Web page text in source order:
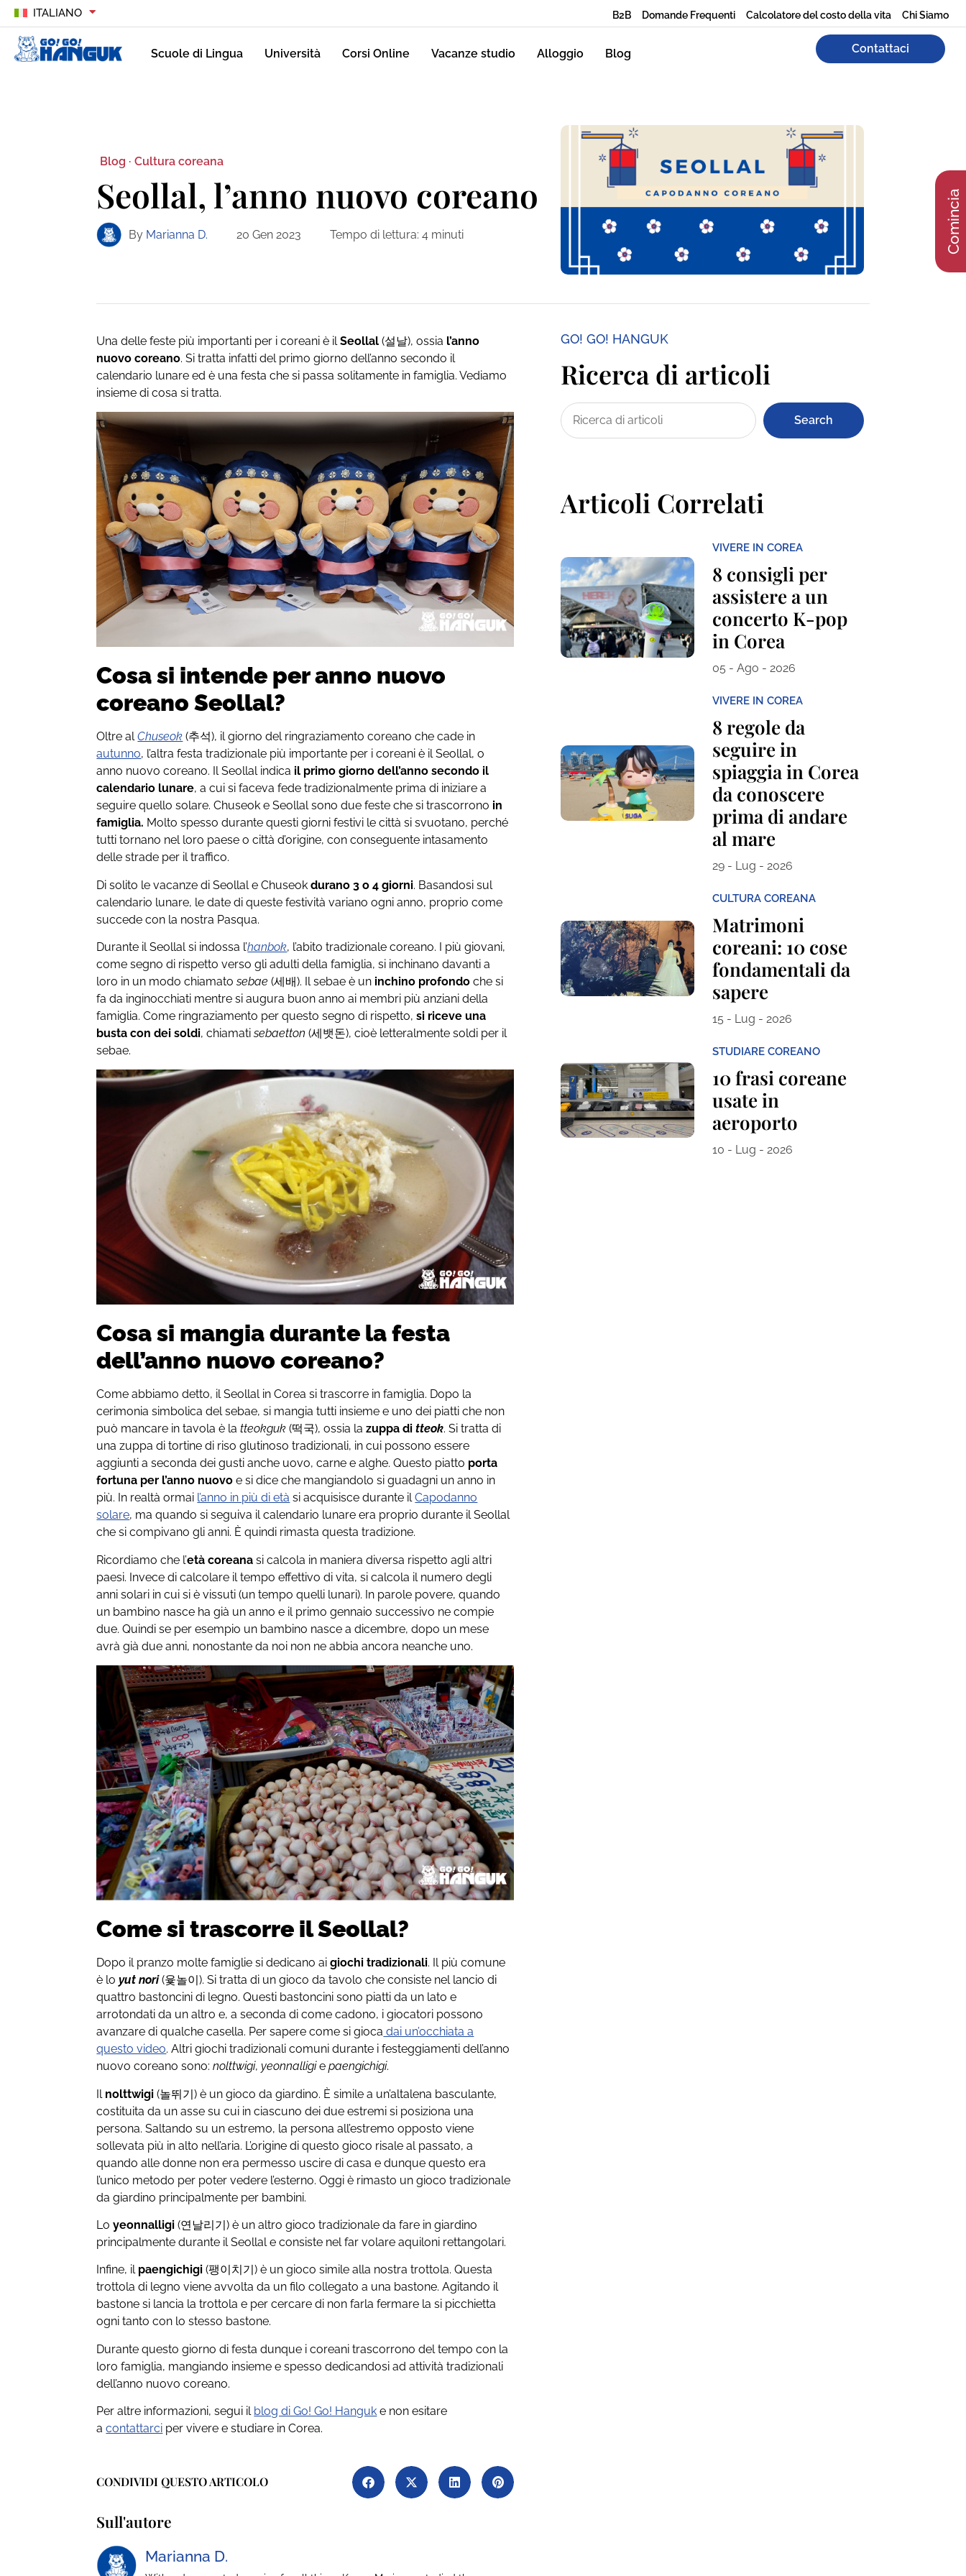
ITALIANO B2B Domande Frequenti Calcolatore del costo della vita Chi Siamo
Scuole di Lingua Università Corsi Online Vacanze studio Alloggio Blog Contattaci
Comincia
Blog · Cultura coreana
Seollal, l’anno nuovo coreano
By Marianna D. 20 Gen 2023 Tempo di lettura: 4 minuti
Una delle feste più importanti per i coreani è ilSeollal (설날), ossia l’anno
nuovo coreano. Si tratta infatti del primo giorno dell’anno secondo il
calendario lunare ed è una festa che si passa solitamente in famiglia. Vediamo
insieme di cosa si tratta.
Cosa si intende per anno nuovo
coreano Seollal?
Oltre alChuseok (추석), il giorno del ringraziamento coreano che cade in
autunno, l’altra festa tradizionale più importante per i coreani è il Seollal, o
anno nuovo coreano. Il Seollal indica il primo giorno dell’anno secondo il
calendario lunare, a cui si faceva fede tradizionalmente prima di iniziare a
seguire quello solare. Chuseok e Seollal sono due feste che si trascorrono in
famiglia. Molto spesso durante questi giorni festivi le città si svuotano, perché
tutti tornano nel loro paese o città d’origine, con conseguente intasamento
delle strade per il traffico.
Di solito le vacanze di Seollal e Chuseokdurano 3 o 4 giorni. Basandosi sul
calendario lunare, le date di queste festività variano ogni anno, proprio come
succede con la nostra Pasqua.
Durante il Seollal si indossa l’hanbok, l’abito tradizionale coreano. I più giovani,
come segno di rispetto verso gli adulti della famiglia, si inchinano davanti a
loro in un modo chiamatosebae (세배). Il sebae è un inchino profondo che si
fa da inginocchiati mentre si augura buon anno ai membri più anziani della
famiglia. Come ringraziamento per questo segno di rispetto,si riceve una
busta con dei soldi, chiamatisebaetton (세뱃돈), cioè letteralmente soldi per il
sebae.
Cosa si mangia durante la festa
dell’anno nuovo coreano?
Come abbiamo detto, il Seollal in Corea si trascorre in famiglia. Dopo la
cerimonia simbolica del sebae, si mangia tutti insieme e uno dei piatti che non
può mancare in tavola è latteokguk (떡국), ossia lazuppa ditteok. Si tratta di
una zuppa di tortine di riso glutinoso tradizionali, in cui possono essere
aggiunti a seconda dei gusti anche uovo, carne e alghe. Questo piatto porta
fortuna per l’anno nuovo e si dice che mangiandolo si guadagni un anno in
più. In realtà ormai l’anno in più di età si acquisisce durante ilCapodanno
solare, ma quando si seguiva il calendario lunare era proprio durante il Seollal
che si compivano gli anni. È quindi rimasta questa tradizione.
Ricordiamo che l’età coreana si calcola in maniera diversa rispetto agli altri
paesi. Invece di calcolare il tempo effettivo di vita, si calcola il numero degli
anni solari in cui si è vissuti (un tempo quelli lunari). In parole povere, quando
un bambino nasce ha già un anno e il primo gennaio successivo ne compie
due. Quindi se per esempio un bambino nasce a dicembre, dopo un mese
avrà già due anni, nonostante da noi non ne abbia ancora neanche uno.
Come si trascorre il Seollal?
Dopo il pranzo molte famiglie si dedicano aigiochi tradizionali. Il più comune
è loyut nori(윷놀이). Si tratta di un gioco da tavolo che consiste nel lancio di
quattro bastoncini di legno. Questi bastoncini sono piatti da un lato e
arrotondati da un altro e, a seconda di come cadono, i giocatori possono
avanzare di qualche casella. Per sapere come si gioca dai un’occhiata a
questo video. Altri giochi tradizionali comuni durante i festeggiamenti dell’anno
nuovo coreano sono:nolttwigi, yeonnalligiepaengichigi.
Il nolttwigi (놀뛰기) è un gioco da giardino. È simile a un’altalena basculante,
costituita da un asse su cui in ciascuno dei due estremi si posiziona una
persona. Saltando su un estremo, la persona all’estremo opposto viene
sollevata più in alto nell’aria. L’origine di questo gioco risale al passato, a
quando alle donne non era permesso uscire di casa e dunque questo era
l’unico metodo per poter vedere l’esterno. Oggi è rimasto un gioco tradizionale
da giardino principalmente per bambini.
Loyeonnalligi (연날리기) è un altro gioco tradizionale da fare in giardino
principalmente durante il Seollal e consiste nel far volare aquiloni rettangolari.
Infine, il paengichigi (팽이치기) è un gioco simile alla nostra trottola. Questa
trottola di legno viene avvolta da un filo collegato a una bastone. Agitando il
bastone si lancia la trottola e per cercare di non farla fermare la si picchietta
ogni tanto con lo stesso bastone.
Durante questo giorno di festa dunque i coreani trascorrono del tempo con la
loro famiglia, mangiando insieme e spesso dedicandosi ad attività tradizionali
dell’anno nuovo coreano.
Per altre informazioni, segui il blog di Go! Go! Hanguk e non esitare
acontattarci per vivere e studiare in Corea.
CONDIVIDI QUESTO ARTICOLO
Sull'autore
Marianna D.
GO! GO! HANGUK
Ricerca di articoli
Search
Articoli Correlati
VIVERE IN COREA
8 consigli per
assistere a un
concerto K-pop
in Corea
05 - Ago - 2026
VIVERE IN COREA
8 regole da
seguire in
spiaggia in Corea
da conoscere
prima di andare
al mare
29 - Lug - 2026
CULTURA COREANA
Matrimoni
coreani: 10 cose
fondamentali da
sapere
15 - Lug - 2026
STUDIARE COREANO
10 frasi coreane
usate in
aeroporto
10 - Lug - 2026